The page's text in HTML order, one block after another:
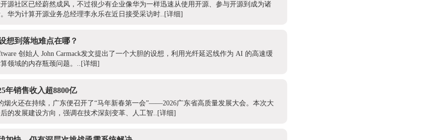
源社区已经蔚然成风，不过很少有企业像华为一样迅速从使用开源、参与开源到成为诸
华为计算开源业务总经理李永乐在近日接受采访时.. [详细]
想到落地难点在哪？
创始人 John Carmack发文提出了一个大胆的设想，利用光纤延迟线作为 AI 的高速缓
领域的内存瓶颈问题。.. [详细]
年销售收入超8800亿
烟火还在持续，广东便召开了“马年新春第一会”——2026广东省高质量发展大会。本次大
的发展建设方向，强调在技术深刻变革、人工智.. [详细]